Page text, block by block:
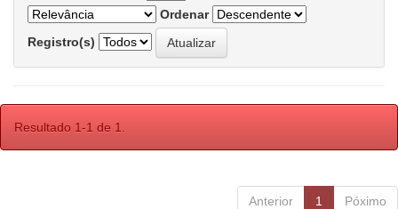
Ordenar
Registro(s)
Resultado 1-1 de 1.
Anterior 1 Póximo